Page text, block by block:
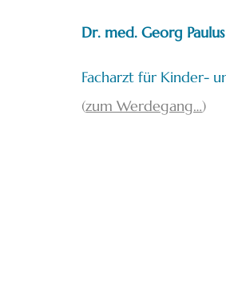
Dr. med. Georg Paulus
Facharzt für Kinder-
(zum Werdegang…)